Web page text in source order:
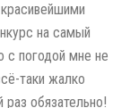
на самый
с погодой мне не
таки жалко
обязательно!